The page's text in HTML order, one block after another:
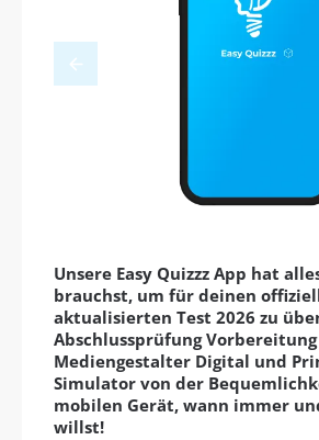
Unsere Easy Quizzz App hat
brauchst, um für deinen
aktualisierten Test 2026 zu
Abschlussprüfung Vorbereitung
Mediengestalter Digital und
Simulator von der
mobilen Gerät, wann immer
willst!